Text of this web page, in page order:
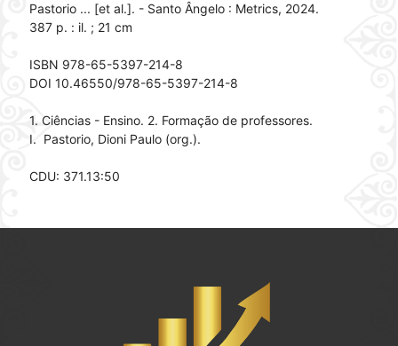
Pastorio ... [et al.]. - Santo Ângelo : Metrics, 2024.
387 p. : il. ; 21 cm
ISBN 978-65-5397-214-8
DOI 10.46550/978-65-5397-214-8
1. Ciências - Ensino. 2. Formação de professores.
I. Pastorio, Dioni Paulo (org.).
CDU: 371.13:50